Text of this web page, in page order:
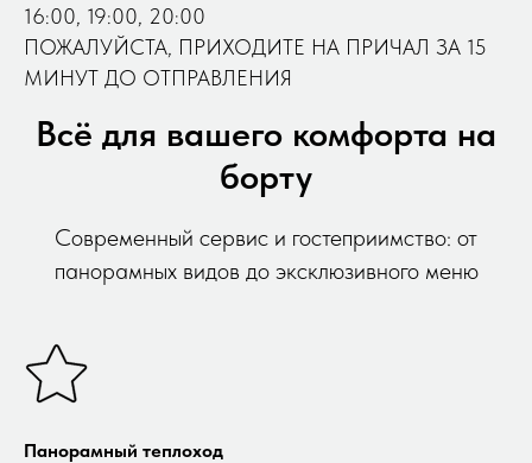
16:00, 19:00, 20:00
ПОЖАЛУЙСТА, ПРИХОДИТЕ НА ПРИЧАЛ ЗА 15
МИНУТ ДО ОТПРАВЛЕНИЯ
Всё для вашего комфорта на
борту
Современный сервис и гостеприимство: от
панорамных видов до эксклюзивного меню
Панорамный теплоход